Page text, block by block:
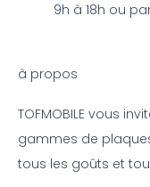
9h à 18h ou
à propos
TOFMOBILE vous
gammes de
tous les goûts et